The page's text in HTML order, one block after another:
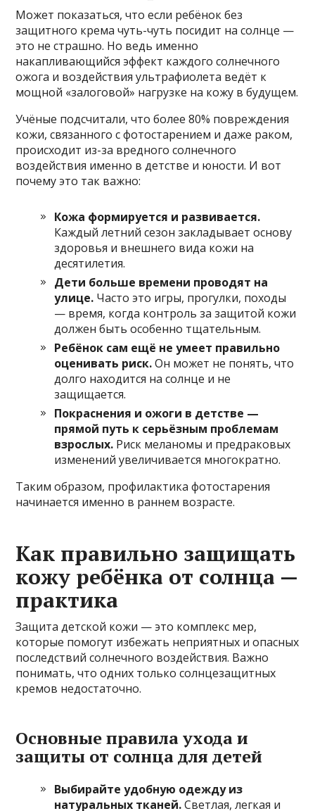
Может показаться, что если ребёнок без
защитного крема чуть-чуть посидит на солнце —
это не страшно. Но ведь именно
накапливающийся эффект каждого солнечного
ожога и воздействия ультрафиолета ведёт к
мощной «залоговой» нагрузке на кожу в будущем.
Учёные подсчитали, что более 80% повреждения
кожи, связанного с фотостарением и даже раком,
происходит из-за вредного солнечного
воздействия именно в детстве и юности. И вот
почему это так важно:
Кожа формируется и развивается.
Каждый летний сезон закладывает основу
здоровья и внешнего вида кожи на
десятилетия.
Дети больше времени проводят на
улице. Часто это игры, прогулки, походы
— время, когда контроль за защитой кожи
должен быть особенно тщательным.
Ребёнок сам ещё не умеет правильно
оценивать риск.Он может не понять, что
долго находится на солнце и не
защищается.
Покраснения и ожоги в детстве —
прямой путь к серьёзным проблемам
взрослых. Риск меланомы и предраковых
изменений увеличивается многократно.
Таким образом, профилактика фотостарения
начинается именно в раннем возрасте.
Как правильно защищать
кожу ребёнка от солнца —
практика
Защита детской кожи — это комплекс мер,
которые помогут избежать неприятных и опасных
последствий солнечного воздействия. Важно
понимать, что одних только солнцезащитных
кремов недостаточно.
Основные правила ухода и
защиты от солнца для детей
Выбирайте удобную одежду из
натуральных тканей.Светлая, легкая и